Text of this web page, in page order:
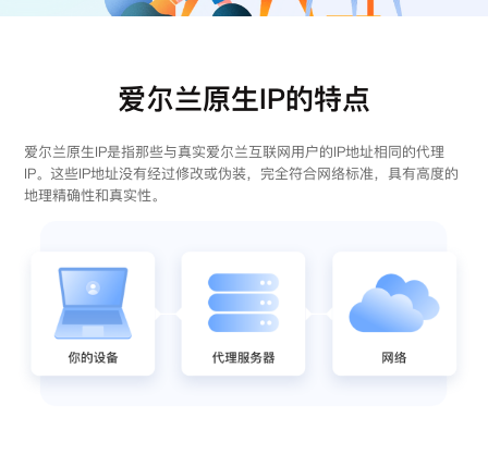
爱尔兰原生IP的特点
爱尔兰原生IP是指那些与真实爱尔兰互联网用户的IP地址相同的代理
IP。这些IP地址没有经过修改或伪装，完全符合网络标准，具有高度的
地理精确性和真实性。